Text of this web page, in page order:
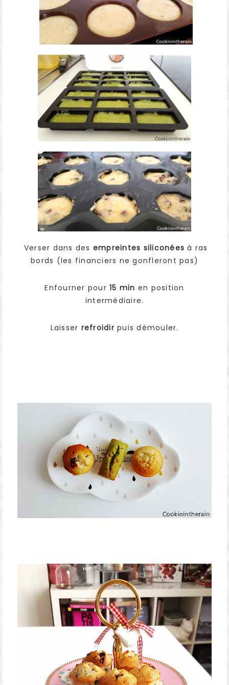
Verser dans des empreintes siliconées à ras
bords (les financiers ne gonfleront pas)
Enfourner pour15 min en position
intermédiaire.
Laisser refroidir puis démouler.